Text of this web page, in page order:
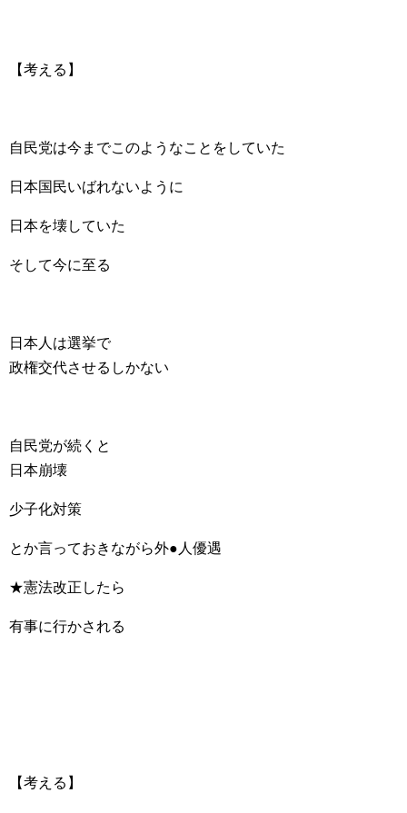
【考える】
自民党は今までこのようなことをしていた
日本国民いばれないように
日本を壊していた
そして今に至る
日本人は選挙で
政権交代させるしかない
自民党が続くと
日本崩壊
少子化対策
とか言っておきながら外●人優遇
★憲法改正したら
有事に行かされる
【考える】